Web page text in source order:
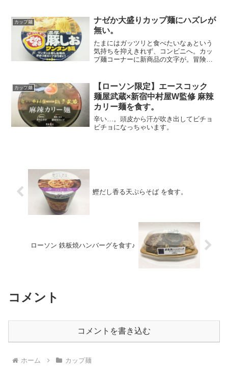
ぁ…。
カップ麺
ナゼか大盛りカップ麺にハズレが
無い。
たまにはガッツリと食べたいなぁという
気持ちを抑えきれず、コンビニへ。カッ
プ麺コーナーに新商品の文字が。冒険が
ップといった大盛りカップ麺でハズレた
ことが無い。「よし。たま...
カップ麺
【ローソン限定】エースコック
麺屋武蔵×新宿中村屋W監修 麻辣
カリー麺を食す。
辛い…。頭皮から汗が吹き出してビチョ
ビチョになっちゃいます。
鰹だし香る天ぷらそば を食す。
ローソン 鉄板焼ハンバーグを食す♪
コメント
コメントを書き込む
ホーム カップ麺